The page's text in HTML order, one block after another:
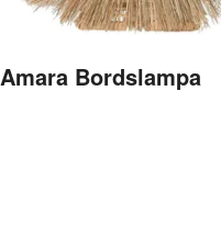
Amara Bordslampa